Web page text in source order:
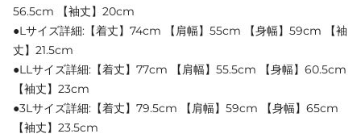
56.5cm 【袖丈】20cm
●Lサイズ詳細:【着丈】74cm 【肩幅】55cm 【身幅】59cm 【袖
丈】21.5cm
●LLサイズ詳細:【着丈】77cm 【肩幅】55.5cm 【身幅】60.5cm
【袖丈】23cm
●3Lサイズ詳細:【着丈】79.5cm 【肩幅】59cm 【身幅】65cm
【袖丈】23.5cm